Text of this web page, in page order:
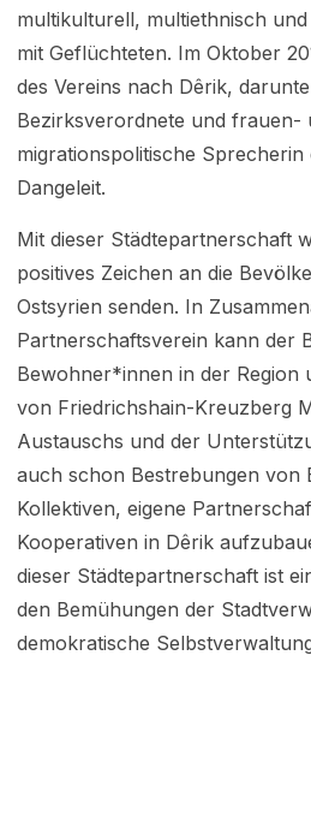
multikulturell, multiethnisch
mit Geflüchteten. Im Oktober
des Vereins nach Dêrik,
Bezirksverordnete und frauen-
migrationspolitische
Dangeleit.
Mit dieser Städtepartnerschaft
positives Zeichen an die
Ostsyrien senden. In
Partnerschaftsverein kann der
Bewohner*innen in der Region
von Friedrichshain-Kreuzberg
Austauschs und der
auch schon Bestrebungen von
Kollektiven, eigene
Kooperativen in Dêrik
dieser Städtepartnerschaft ist
den Bemühungen der
demokratische